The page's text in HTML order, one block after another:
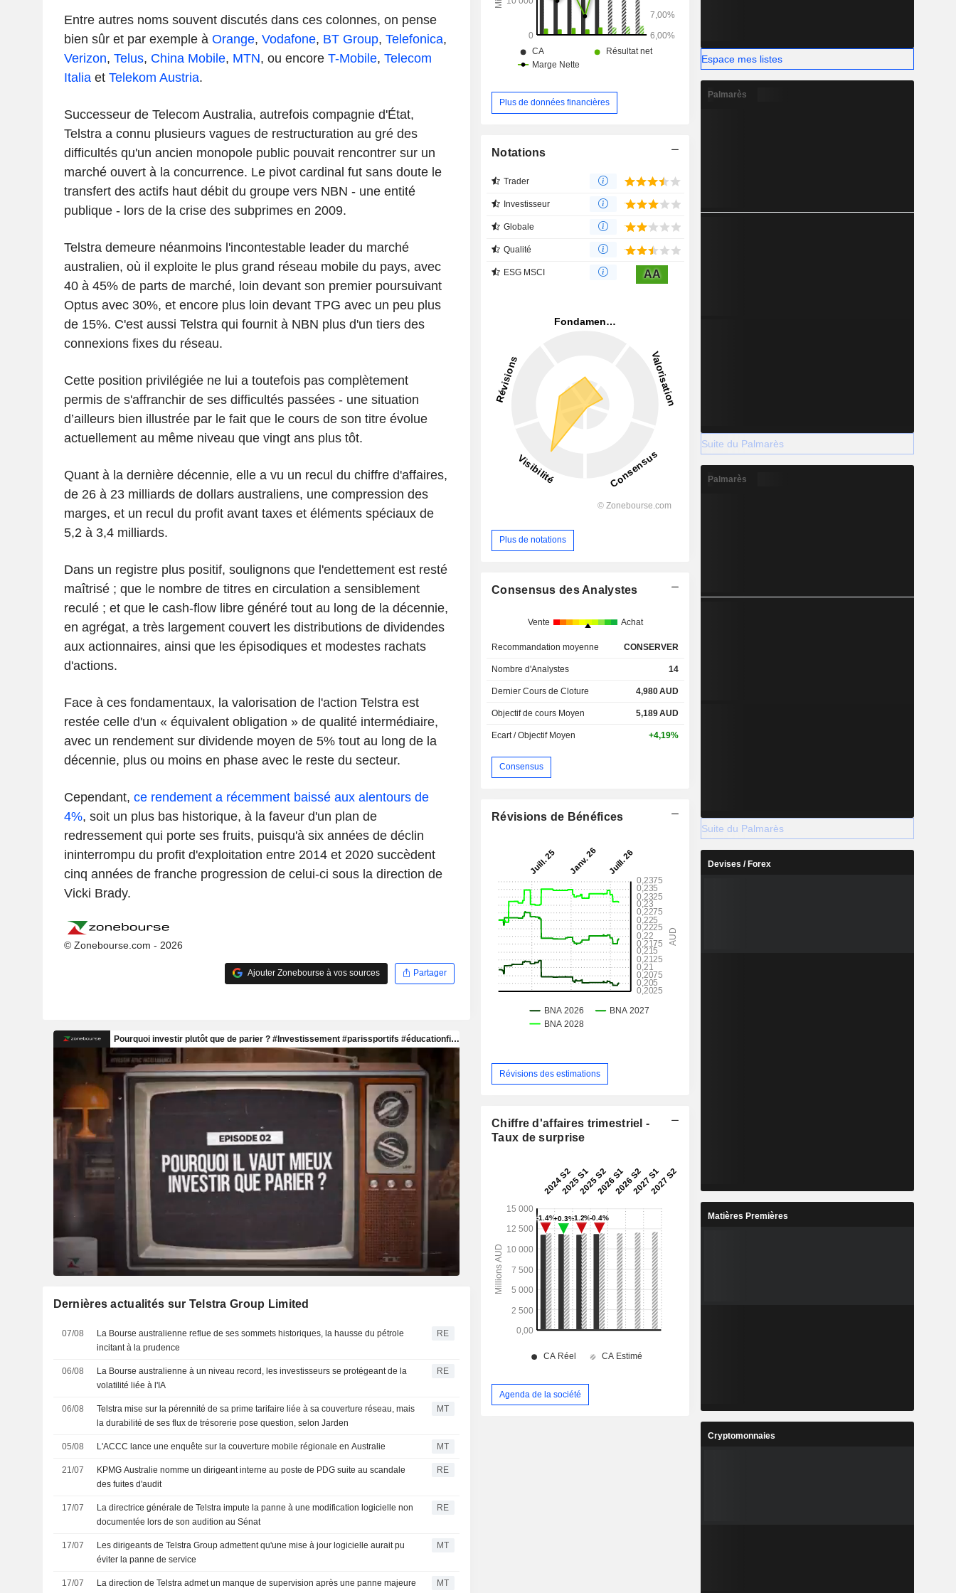
Entre autres noms souvent discutés dans ces colonnes, on pense
bien sûr et par exemple à Orange, Vodafone, BT Group, Telefonica,
Verizon, Telus, China Mobile, MTN, ou encore T-Mobile, Telecom
Italiaet Telekom Austria.
Successeur de Telecom Australia, autrefois compagnie d'État,
Telstra a connu plusieurs vagues de restructuration au gré des
difficultés qu'un ancien monopole public pouvait rencontrer sur un
marché ouvert à la concurrence. Le pivot cardinal fut sans doute le
transfert des actifs haut débit du groupe vers NBN - une entité
publique - lors de la crise des subprimes en 2009.
Telstra demeure néanmoins l'incontestable leader du marché
australien, où il exploite le plus grand réseau mobile du pays, avec
40 à 45% de parts de marché, loin devant son premier poursuivant
Optus avec 30%, et encore plus loin devant TPG avec un peu plus
de 15%. C'est aussi Telstra qui fournit à NBN plus d'un tiers des
connexions fixes du réseau.
Cette position privilégiée ne lui a toutefois pas complètement
permis de s'affranchir de ses difficultés passées - une situation
d’ailleurs bien illustrée par le fait que le cours de son titre évolue
actuellement au même niveau que vingt ans plus tôt.
Quant à la dernière décennie, elle a vu un recul du chiffre d'affaires,
de 26 à 23 milliards de dollars australiens, une compression des
marges, et un recul du profit avant taxes et éléments spéciaux de
5,2 à 3,4 milliards.
Dans un registre plus positif, soulignons que l'endettement est resté
maîtrisé ; que le nombre de titres en circulation a sensiblement
reculé ; et que le cash-flow libre généré tout au long de la décennie,
en agrégat, a très largement couvert les distributions de dividendes
aux actionnaires, ainsi que les épisodiques et modestes rachats
d'actions.
Face à ces fondamentaux, la valorisation de l'action Telstra est
restée celle d'un « équivalent obligation » de qualité intermédiaire,
avec un rendement sur dividende moyen de 5% tout au long de la
décennie, plus ou moins en phase avec le reste du secteur.
Cependant, ce rendement a récemment baissé aux alentours de
4%, soit un plus bas historique, à la faveur d'un plan de
redressement qui porte ses fruits, puisqu'à six années de déclin
ininterrompu du profit d'exploitation entre 2014 et 2020 succèdent
cinq années de franche progression de celui-ci sous la direction de
Vicki Brady.
© Zonebourse.com - 2026
Ajouter Zonebourse à vos sources Partager
Dernières actualités sur Telstra Group Limited
07/08
La Bourse australienne reflue de ses sommets historiques, la hausse du pétrole
incitant à la prudence
RE
06/08
La Bourse australienne à un niveau record, les investisseurs se protégeant de la
volatilité liée à l'IA
RE
06/08
Telstra mise sur la pérennité de sa prime tarifaire liée à sa couverture réseau, mais
la durabilité de ses flux de trésorerie pose question, selon Jarden
MT
05/08 L'ACCC lance une enquête sur la couverture mobile régionale en Australie MT
21/07
KPMG Australie nomme un dirigeant interne au poste de PDG suite au scandale
des fuites d'audit
RE
17/07
La directrice générale de Telstra impute la panne à une modification logicielle non
documentée lors de son audition au Sénat
RE
17/07
Les dirigeants de Telstra Group admettent qu'une mise à jour logicielle aurait pu
éviter la panne de service
MT
17/07
La direction de Telstra admet un manque de supervision après une panne majeure
MT
Plus de données financières
Notations
Trader
Investisseur
Globale
Qualité
ESG MSCI AA
Plus de notations
Consensus des Analystes
Vente Achat
Recommandation moyenne CONSERVER
Nombre d'Analystes 14
Dernier Cours de Cloture 4,980AUD
Objectif de cours Moyen 5,189AUD
Ecart / Objectif Moyen +4,19%
Consensus
Révisions de Bénéfices
Révisions des estimations
Chiffre d'affaires trimestriel -
Taux de surprise
Agenda de la société
Espace mes listes
Palmarès
Suite du Palmarès
Palmarès
Suite du Palmarès
Devises / Forex
Matières Premières
Cryptomonnaies